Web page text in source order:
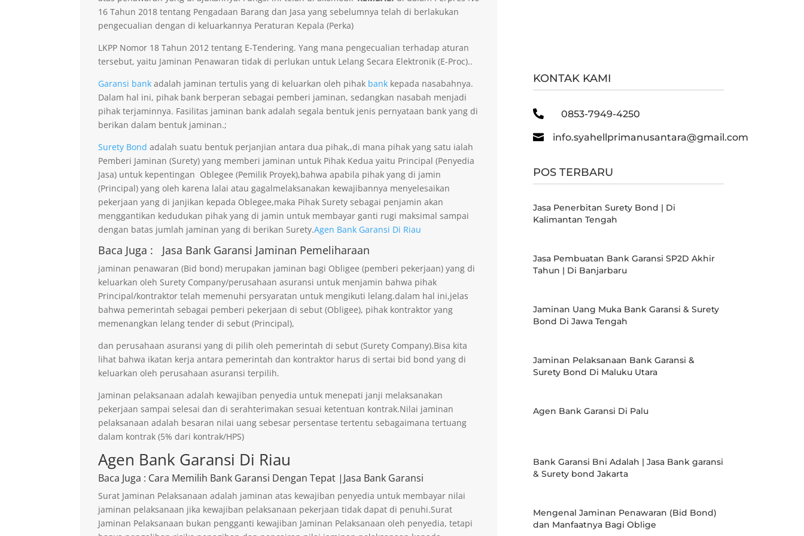
16 Tahun 2018 tentang Pengadaan Barang dan Jasa yang sebelumnya telah di berlakukan
pengecualian dengan di keluarkannya Peraturan Kepala (Perka)
LKPP Nomor 18 Tahun 2012 tentang E-Tendering. Yang mana pengecualian terhadap aturan
tersebut, yaitu Jaminan Penawaran tidak di perlukan untuk Lelang Secara Elektronik (E-Proc)..
Garansi bank adalah jaminan tertulis yang di keluarkan oleh pihak bank kepada nasabahnya.
Dalam hal ini, pihak bank berperan sebagai pemberi jaminan, sedangkan nasabah menjadi
pihak terjaminnya. Fasilitas jaminan bank adalah segala bentuk jenis pernyataan bank yang di
berikan dalam bentuk jaminan.;
Surety Bond adalah suatu bentuk perjanjian antara dua pihak,,di mana pihak yang satu ialah
Pemberi Jaminan (Surety) yang memberi jaminan untuk Pihak Kedua yaitu Principal (Penyedia
Jasa) untuk kepentingan Oblegee (Pemilik Proyek),bahwa apabila pihak yang di jamin
(Principal) yang oleh karena lalai atau gagalmelaksanakan kewajibannya menyelesaikan
pekerjaan yang di janjikan kepada Oblegee,maka Pihak Surety sebagai penjamin akan
menggantikan kedudukan pihak yang di jamin untuk membayar ganti rugi maksimal sampai
dengan batas jumlah jaminan yang di berikan Surety.Agen Bank Garansi Di Riau
Baca Juga : Jasa Bank Garansi Jaminan Pemeliharaan
jaminan penawaran (Bid bond) merupakan jaminan bagi Obligee (pemberi pekerjaan) yang di
keluarkan oleh Surety Company/perusahaan asuransi untuk menjamin bahwa pihak
Principal/kontraktor telah memenuhi persyaratan untuk mengikuti lelang.dalam hal ini,jelas
bahwa pemerintah sebagai pemberi pekerjaan di sebut (Obligee), pihak kontraktor yang
memenangkan lelang tender di sebut (Principal),
dan perusahaan asuransi yang di pilih oleh pemerintah di sebut (Surety Company).Bisa kita
lihat bahwa ikatan kerja antara pemerintah dan kontraktor harus di sertai bid bond yang di
keluarkan oleh perusahaan asuransi terpilih.
Jaminan pelaksanaan adalah kewajiban penyedia untuk menepati janji melaksanakan
pekerjaan sampai selesai dan di serahterimakan sesuai ketentuan kontrak.Nilai jaminan
pelaksanaan adalah besaran nilai uang sebesar persentase tertentu sebagaimana tertuang
dalam kontrak (5% dari kontrak/HPS)
Agen Bank Garansi Di Riau
Baca Juga : Cara Memilih Bank Garansi Dengan Tepat |Jasa Bank Garansi
Surat Jaminan Pelaksanaan adalah jaminan atas kewajiban penyedia untuk membayar nilai
jaminan pelaksanaan jika kewajiban pelaksanaan pekerjaan tidak dapat di penuhi.Surat
Jaminan Pelaksanaan bukan pengganti kewajiban Jaminan Pelaksanaan oleh penyedia, tetapi
KONTAK KAMI
 0853-7949-4250
 info.syahellprimanusantara@gmail.com
POS TERBARU
Jasa Penerbitan Surety Bond | Di
Kalimantan Tengah
Jasa Pembuatan Bank Garansi SP2D Akhir
Tahun | Di Banjarbaru
Jaminan Uang Muka Bank Garansi & Surety
Bond Di Jawa Tengah
Jaminan Pelaksanaan Bank Garansi &
Surety Bond Di Maluku Utara
Agen Bank Garansi Di Palu
Bank Garansi Bni Adalah | Jasa Bank garansi
& Surety bond Jakarta
Mengenal Jaminan Penawaran (Bid Bond)
dan Manfaatnya Bagi Oblige